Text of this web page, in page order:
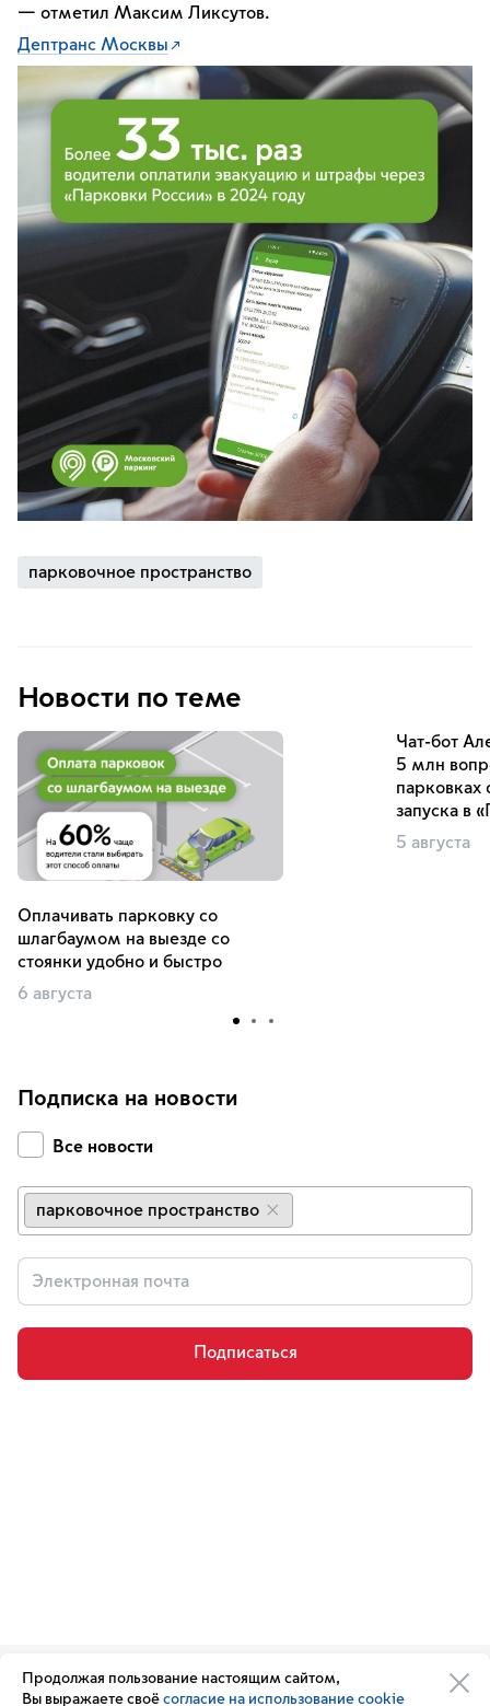
— отметил Максим Ликсутов.
Дептранс Москвы
парковочное пространство
Новости по теме
Оплачивать парковку со
шлагбаумом на выезде со
стоянки удобно и быстро
6 августа
Чат-бот
5 млн
парковках
запуска в
5 августа
Подписка на новости
Все новости
парковочное пространство
Подписаться
Организации транспортного
комплекса
Обратная связь
Продолжая пользование настоящим сайтом,
Вы выражаете своё согласие на использование cookie